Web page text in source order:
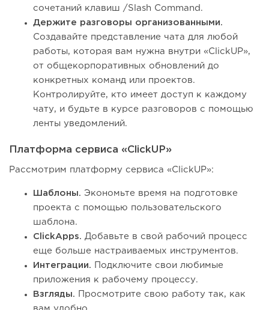
сочетаний клавиш /Slash Command.
Держите разговоры организованными.
Создавайте представление чата для любой
работы, которая вам нужна внутри «ClickUP»,
от общекорпоративных обновлений до
конкретных команд или проектов.
Контролируйте, кто имеет доступ к каждому
чату, и будьте в курсе разговоров с помощью
ленты уведомлений.
Платформа сервиса «ClickUP»
Рассмотрим платформу сервиса «ClickUP»:
Шаблоны. Экономьте время на подготовке
проекта с помощью пользовательского
шаблона.
ClickApps. Добавьте в свой рабочий процесс
еще больше настраиваемых инструментов.
Интеграции.
Подключите свои любимые
приложения к рабочему процессу.
Взгляды.
Просмотрите свою работу так, как